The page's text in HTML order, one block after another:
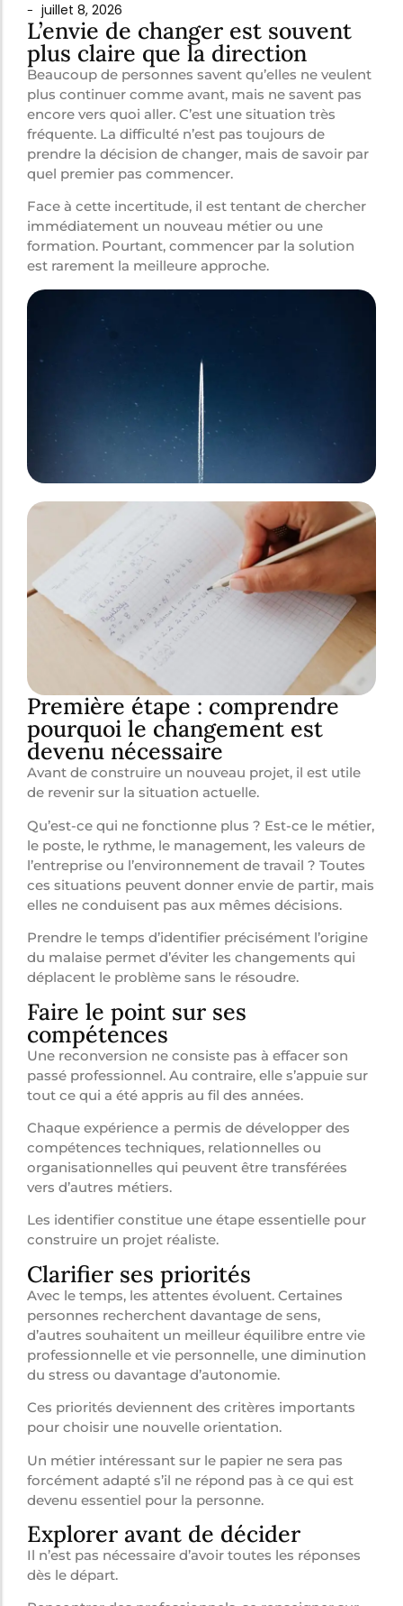
- juillet 8, 2026
L’envie de changer est souvent
plus claire que la direction
Beaucoup de personnes savent qu’elles ne veulent
plus continuer comme avant, mais ne savent pas
encore vers quoi aller. C’est une situation très
fréquente. La difficulté n’est pas toujours de
prendre la décision de changer, mais de savoir par
quel premier pas commencer.
Face à cette incertitude, il est tentant de chercher
immédiatement un nouveau métier ou une
formation. Pourtant, commencer par la solution
est rarement la meilleure approche.
Première étape : comprendre
pourquoi le changement est
devenu nécessaire
Avant de construire un nouveau projet, il est utile
de revenir sur la situation actuelle.
Qu’est-ce qui ne fonctionne plus ? Est-ce le métier,
le poste, le rythme, le management, les valeurs de
l’entreprise ou l’environnement de travail ? Toutes
ces situations peuvent donner envie de partir, mais
elles ne conduisent pas aux mêmes décisions.
Prendre le temps d’identifier précisément l’origine
du malaise permet d’éviter les changements qui
déplacent le problème sans le résoudre.
Faire le point sur ses
compétences
Une reconversion ne consiste pas à effacer son
passé professionnel. Au contraire, elle s’appuie sur
tout ce qui a été appris au fil des années.
Chaque expérience a permis de développer des
compétences techniques, relationnelles ou
organisationnelles qui peuvent être transférées
vers d’autres métiers.
Les identifier constitue une étape essentielle pour
construire un projet réaliste.
Clarifier ses priorités
Avec le temps, les attentes évoluent. Certaines
personnes recherchent davantage de sens,
d’autres souhaitent un meilleur équilibre entre vie
professionnelle et vie personnelle, une diminution
du stress ou davantage d’autonomie.
Ces priorités deviennent des critères importants
pour choisir une nouvelle orientation.
Un métier intéressant sur le papier ne sera pas
forcément adapté s’il ne répond pas à ce qui est
devenu essentiel pour la personne.
Explorer avant de décider
Il n’est pas nécessaire d’avoir toutes les réponses
dès le départ.